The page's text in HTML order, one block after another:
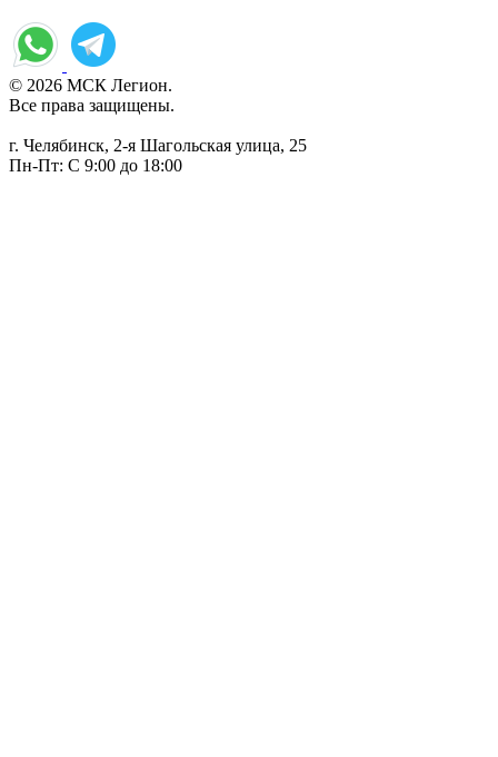
© 2026 МСК Легион.
Все права защищены.
г. Челябинск, 2-я Шагольская улица, 25
Пн-Пт: С 9:00 до 18:00